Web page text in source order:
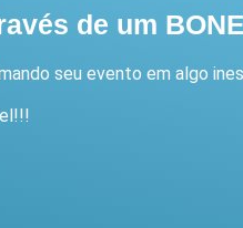
de um
seu evento em algo